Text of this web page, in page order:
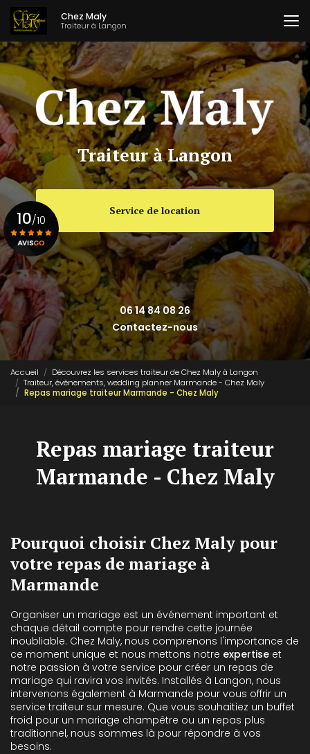
Aller
contenu
principal
Chez Maly
Traiteur à Langon
Traiteur à Langon
Service de location
06 14 84 08 26
Contactez-nous
10/10
Voir le certificat
Accueil
Découvrez les services traiteur de Chez Maly à Langon
Traiteur, évènements, wedding planner Marmande - Chez Maly
Repas mariage traiteur Marmande - Chez Maly
Repas mariage traiteur
Marmande - Chez Maly
Pourquoi choisir Chez Maly pour
votre repas de mariage à
Marmande
Organiser un mariage est un événement important et
chaque détail compte pour rendre cette journée
inoubliable. Chez Maly, nous comprenons l'importance de
ce moment unique et nous mettons notre expertise et
notre passion à votre service pour créer un repas de
mariage qui ravira vos invités. Installés à Langon, nous
intervenons également à Marmande pour vous offrir un
service traiteur sur mesure. Que vous souhaitiez un buffet
froid pour un mariage champêtre ou un repas plus
traditionnel, nous sommes là pour répondre à vos
besoins.